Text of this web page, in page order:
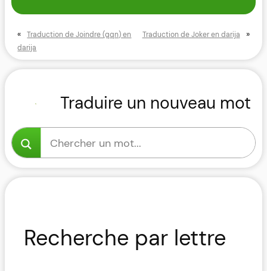
«
Traduction de Joindre (qqn) en
darija
Traduction de Joker en darija »
Traduire un nouveau mot
Recherche par lettre